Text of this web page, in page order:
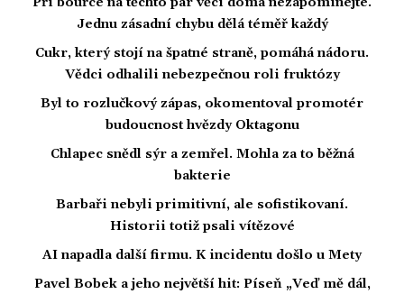
Jednu zásadní chybu dělá téměř každý
Cukr, který stojí na špatné straně, pomáhá nádoru.
Vědci odhalili nebezpečnou roli fruktózy
Byl to rozlučkový zápas, okomentoval promotér
budoucnost hvězdy Oktagonu
Chlapec snědl sýr a zemřel. Mohla za to běžná
bakterie
Barbaři nebyli primitivní, ale sofistikovaní.
Historii totiž psali vítězové
AI napadla další firmu. K incidentu došlo u Mety
Pavel Bobek a jeho největší hit: Píseň „Veď mě dál,